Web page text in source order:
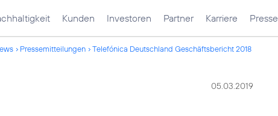
Kunden Investoren Partner Karriere Presse
Pressemitteilungen Telefónica Deutschland Geschäftsbericht 2018
05.03.2019